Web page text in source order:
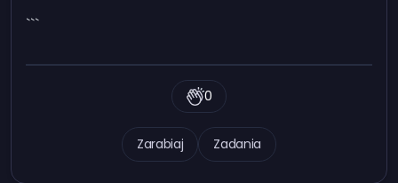
```
Zarabiaj Zadania
0